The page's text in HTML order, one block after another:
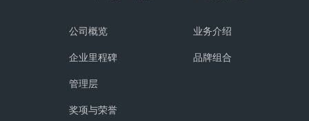
公司概览
企业里程碑
管理层
奖项与荣誉
业务介绍
品牌组合